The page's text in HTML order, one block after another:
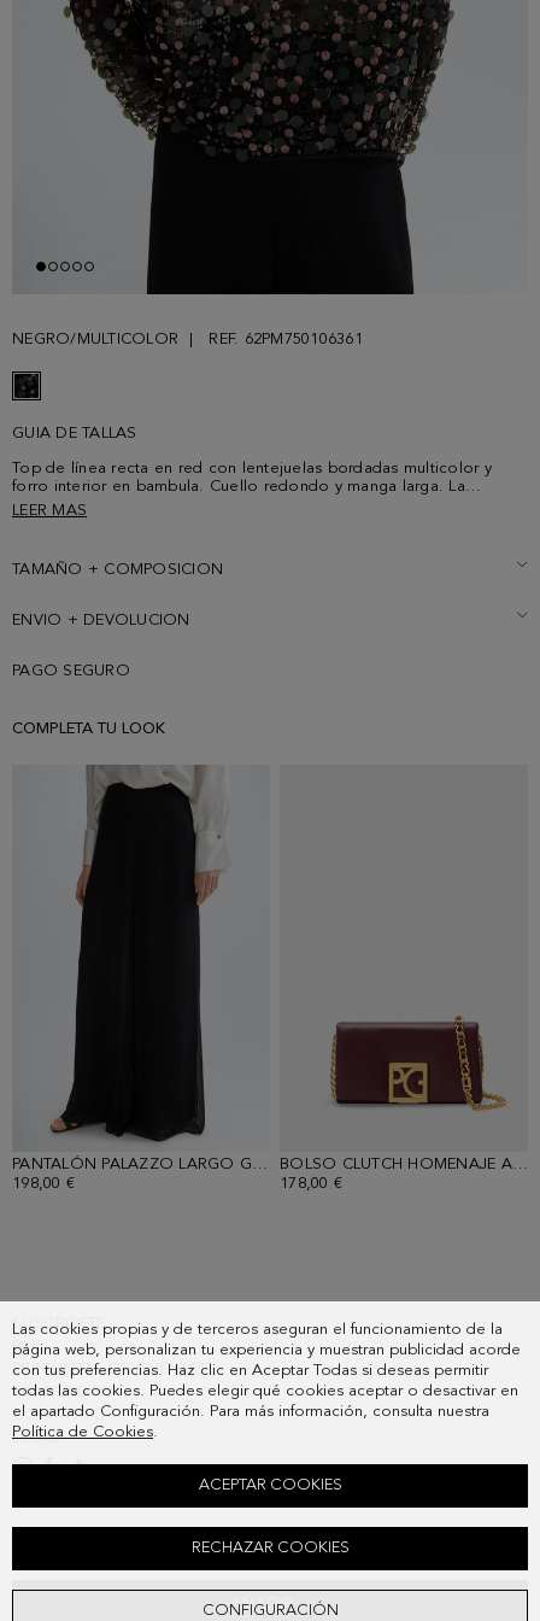
Las cookies propias y de terceros aseguran el funcionamiento de la
página web, personalizan tu experiencia y muestran publicidad acorde
con tus preferencias. Haz clic en Aceptar Todas si deseas permitir
todas las cookies. Puedes elegir qué cookies aceptar o desactivar en
el apartado Configuración. Para más información, consulta nuestra
Política de Cookies.
CONFIGURACIÓN
RECHAZAR COOKIES
ACEPTAR COOKIES
NEGRO/MULTICOLOR REF. 62PM750106361
GUIA DE TALLAS
AÑADIR
Top de línea recta en red con lentejuelas bordadas multicolor y
forro interior en bambula. Cuello redondo y manga larga. La
modelo mide 178 cm y lleva una talla S.
LEER MAS
TAMAÑO + COMPOSICION
ENVIO + DEVOLUCION
PAGO SEGURO
COMPLETA TU LOOK
PANTALÓN PALAZZO LARGO GEORGETTE
- NEGRO
198,00 €
BOLSO CLUTCH HOMENAJE ACOLCHADO
178,00 €
SUSCRIBETE
PAIS
PREGUNTAS FRECUENTES
MIS PEDIDOS
CONTACTO
LEGAL